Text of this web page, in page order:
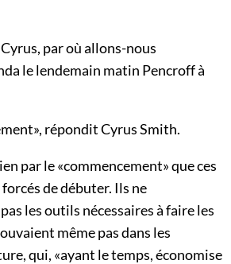
par où allons-nous
le lendemain matin Pencroff à
répondit Cyrus Smith.
par le «commencement» que ces
de débuter. Ils ne
les outils nécessaires à faire les
même pas dans les
qui, «ayant le temps, économise